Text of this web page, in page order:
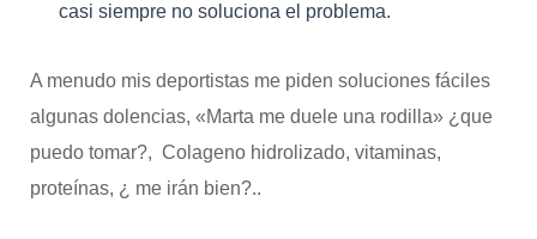
casi siempre no soluciona el problema.
A menudo mis deportistas me piden soluciones fáciles
algunas dolencias, «Marta me duele una rodilla» ¿que
puedo tomar?, Colageno hidrolizado, vitaminas,
proteínas, ¿ me irán bien?..